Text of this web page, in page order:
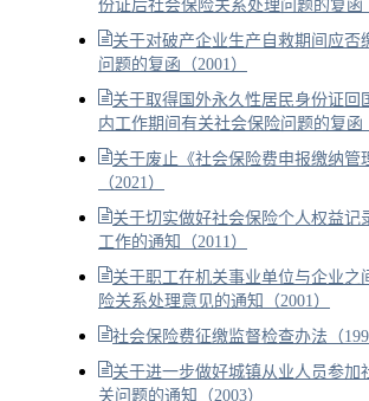
份证后社会保险关系处理问题的复函
关于对破产企业生产自救期间应否
问题的复函（2001）
关于取得国外永久性居民身份证回
内工作期间有关社会保险问题的复函
关于废止《社会保险费申报缴纳管
（2021）
关于切实做好社会保险个人权益记
工作的通知（2011）
关于职工在机关事业单位与企业之
险关系处理意见的通知（2001）
社会保险费征缴监督检查办法（
关于进一步做好城镇从业人员参加
关问题的通知（2003）